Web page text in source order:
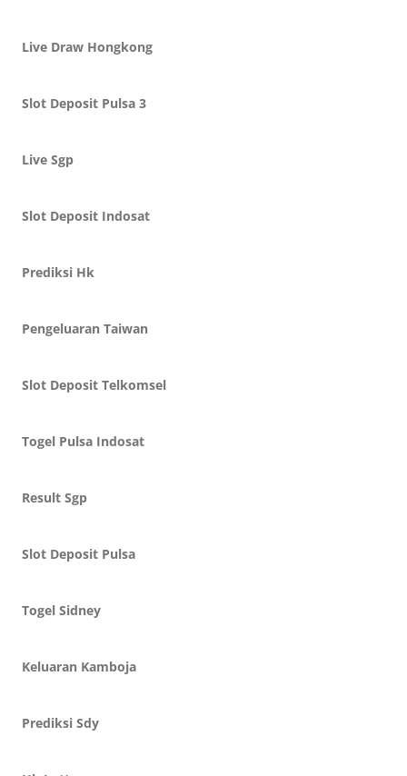
Live Draw Hongkong
Slot Deposit Pulsa 3
Live Sgp
Slot Deposit Indosat
Prediksi Hk
Pengeluaran Taiwan
Slot Deposit Telkomsel
Togel Pulsa Indosat
Result Sgp
Slot Deposit Pulsa
Togel Sidney
Keluaran Kamboja
Prediksi Sdy